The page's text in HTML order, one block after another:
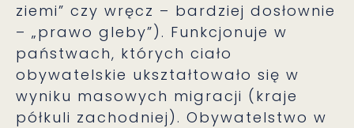
ziemi” czy wręcz – bardziej dosłownie
– „prawo gleby”). Funkcjonuje w
państwach, których ciało
obywatelskie ukształtowało się w
wyniku masowych migracji (kraje
półkuli zachodniej). Obywatelstwo w